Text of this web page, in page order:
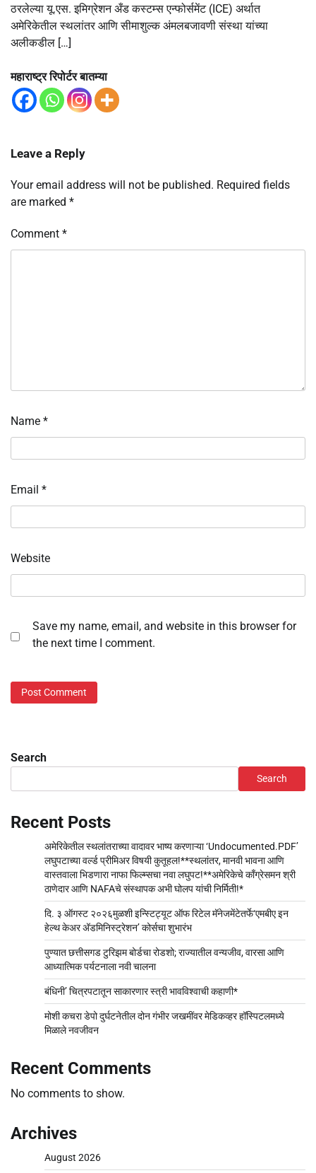
ठरलेल्या यू.एस. इमिग्रेशन अँड कस्टम्स एन्फोर्समेंट (ICE) अर्थात
अमेरिकेतील स्थलांतर आणि सीमाशुल्क अंमलबजावणी संस्था यांच्या
अलीकडील […]
महाराष्ट्र रिपोर्टर बातम्या
Leave a Reply
Your email address will not be published. Required fields
are marked *
Comment *
Name *
Email *
Website
Save my name, email, and website in this browser for
the next time I comment.
Search
Search
Recent Posts
अमेरिकेतील स्थलांतराच्या वादावर भाष्य करणाऱ्या ‘Undocumented.PDF’
लघुपटाच्या वर्ल्ड प्रीमिअर विषयी कुतूहल!**स्थलांतर, मानवी भावना आणि
वास्तवाला भिडणारा नाफा फिल्म्सचा नवा लघुपट!**अमेरिकेचे काँग्रेसमन श्री
ठाणेदार आणि NAFAचे संस्थापक अभी घोलप यांची निर्मिती!*
दि. ३ ऑगस्ट २०२६मुळशी इन्स्टिट्यूट ऑफ रिटेल मॅनेजमेंटेतर्फे‘एमबीए इन
हेल्थ केअर अ‍ॅडमिनिस्ट्रेशन’ कोर्सचा शुभारंभ
पुण्यात छत्तीसगड टुरिझम बोर्डचा रोडशो; राज्यातील वन्यजीव, वारसा आणि
आध्यात्मिक पर्यटनाला नवी चालना
बंधिनी’ चित्रपटातून साकारणार स्त्री भावविश्वाची कहाणी*
मोशी कचरा डेपो दुर्घटनेतील दोन गंभीर जखमींवर मेडिकव्हर हॉस्पिटलमध्ये
मिळाले नवजीवन
Recent Comments
No comments to show.
Archives
August 2026